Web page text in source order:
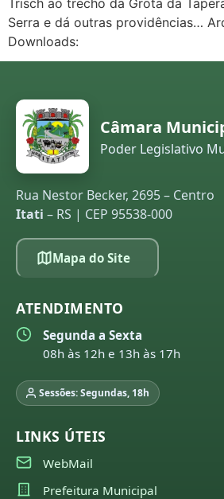
Trisch ao trecho da Grota da
Serra e dá outras providências…
Downloads:
Câmara
Poder Legislativo
Rua Nestor Becker, 2695 – Centro
Itati – RS | CEP 95538-000
Mapa do Site
ATENDIMENTO
Segunda a Sexta
08h às 12h e 13h às 17h
Sessões: Segundas, 18h
LINKS ÚTEIS
WebMail
Prefeitura Municipal